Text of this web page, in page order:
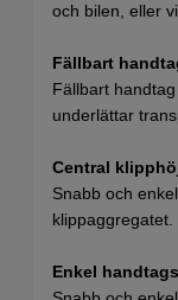
och bilen, eller
Fällbart
Fällbart
underlättar
Central
Snabb och
klippaggregatet.
Enkel